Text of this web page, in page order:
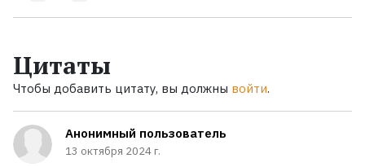
Цитаты
Чтобы добавить цитату, вы должны войти.
Анонимный пользователь
13 октября 2024 г.